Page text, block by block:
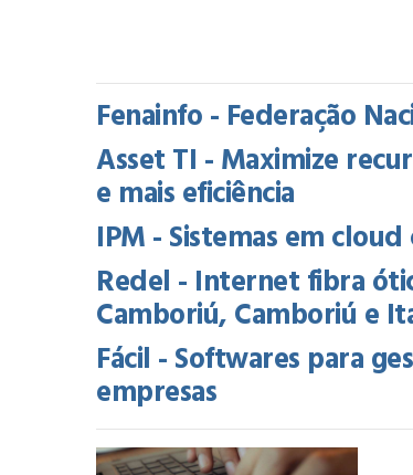
Fenainfo - Federação
Asset TI - Maximize
e mais eficiência
IPM - Sistemas em
Redel - Internet fibra
Camboriú, Camboriú e
Fácil - Softwares para
empresas